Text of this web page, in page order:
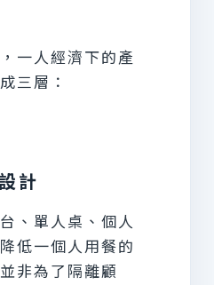
一人經濟下的產
三層：
計
、單人桌、個人
低一個人用餐的
非為了隔離顧